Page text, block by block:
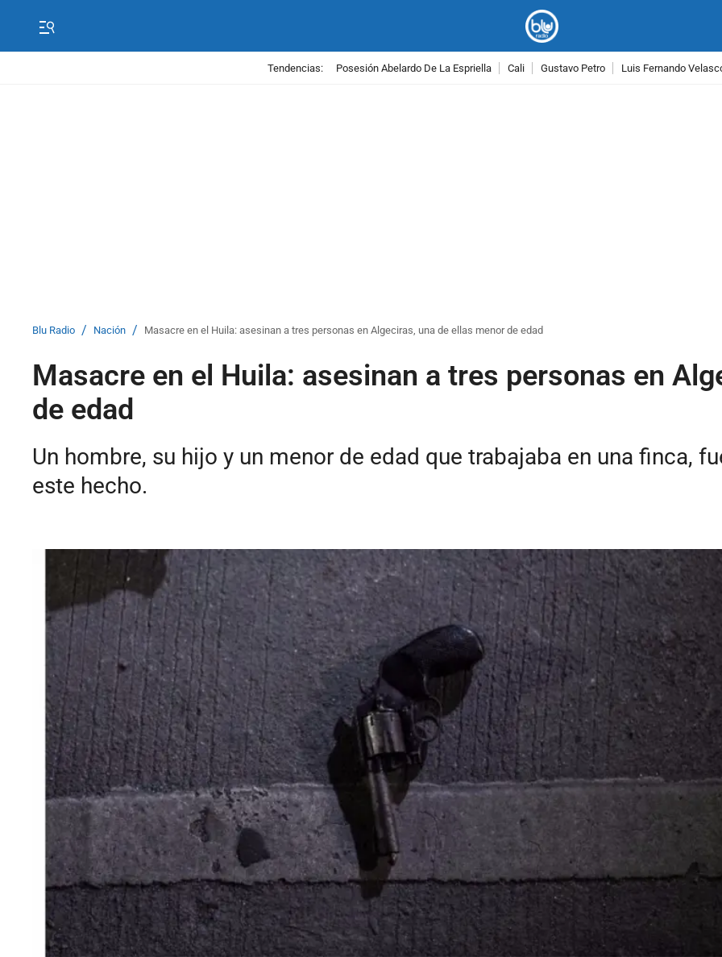
Tendencias: Posesión Abelardo De La Espriella Cali Gustavo Petro Luis Fernando
Blu Radio / Nación / Masacre en el Huila: asesinan a tres personas en Algeciras, una de ellas menor de edad
Masacre en el Huila: asesinan a tres personas en
de edad
Un hombre, su hijo y un menor de edad que trabajaba en una finca,
este hecho.